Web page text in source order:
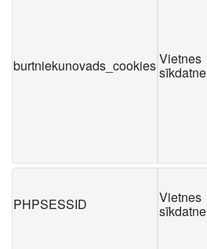
burtniekunovads_cookiesVietnes
sīkdatne
PHPSESSID Vietnes
sīkdatne